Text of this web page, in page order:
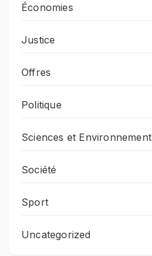
Économies
Justice
Offres
Politique
Sciences et Environnement
Société
Sport
Uncategorized